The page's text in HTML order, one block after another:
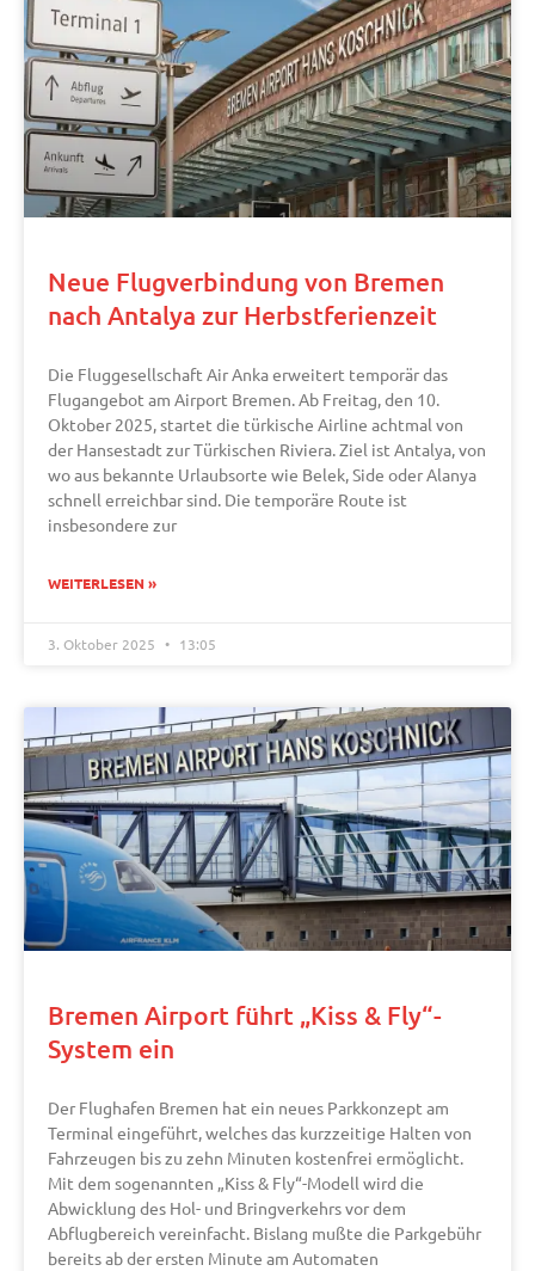
Neue Flugverbindung von Bremen
nach Antalya zur Herbstferienzeit
Die Fluggesellschaft Air Anka erweitert temporär das
Flugangebot am Airport Bremen. Ab Freitag, den 10.
Oktober 2025, startet die türkische Airline achtmal von
der Hansestadt zur Türkischen Riviera. Ziel ist Antalya, von
wo aus bekannte Urlaubsorte wie Belek, Side oder Alanya
schnell erreichbar sind. Die temporäre Route ist
insbesondere zur
WEITERLESEN »
3. Oktober 2025 13:05
Bremen Airport führt „Kiss & Fly“-
System ein
Der Flughafen Bremen hat ein neues Parkkonzept am
Terminal eingeführt, welches das kurzzeitige Halten von
Fahrzeugen bis zu zehn Minuten kostenfrei ermöglicht.
Mit dem sogenannten „Kiss & Fly“-Modell wird die
Abwicklung des Hol- und Bringverkehrs vor dem
Abflugbereich vereinfacht. Bislang mußte die Parkgebühr
bereits ab der ersten Minute am Automaten